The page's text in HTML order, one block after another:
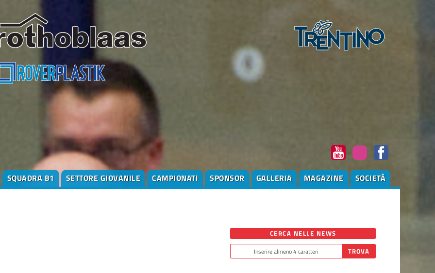
SQUADRA B1 SETTORE GIOVANILE CAMPIONATI SPONSOR GALLERIA MAGAZINE SOCIETÀ
CERCA NELLE NEWS